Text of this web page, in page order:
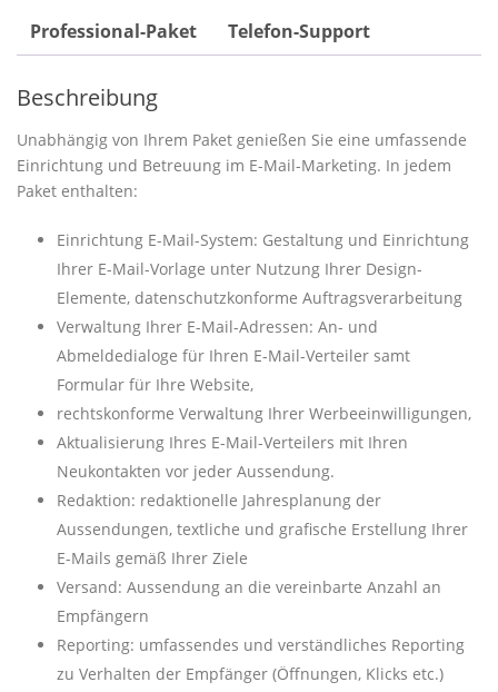
Professional-Paket
Telefon-Support
Beschreibung
Unabhängig von Ihrem Paket genießen Sie eine umfassende
Einrichtung und Betreuung im E-Mail-Marketing. In jedem
Paket enthalten:
Einrichtung E-Mail-System: Gestaltung und Einrichtung
Ihrer E-Mail-Vorlage unter Nutzung Ihrer Design-
Elemente, datenschutzkonforme Auftragsverarbeitung
Verwaltung Ihrer E-Mail-Adressen: An- und
Abmeldedialoge für Ihren E-Mail-Verteiler samt
Formular für Ihre Website,
rechtskonforme Verwaltung Ihrer Werbeeinwilligungen,
Aktualisierung Ihres E-Mail-Verteilers mit Ihren
Neukontakten vor jeder Aussendung.
Redaktion: redaktionelle Jahresplanung der
Aussendungen, textliche und grafische Erstellung Ihrer
E-Mails gemäß Ihrer Ziele
Versand: Aussendung an die vereinbarte Anzahl an
Empfängern
Reporting: umfassendes und verständliches Reporting
zu Verhalten der Empfänger (Öffnungen, Klicks etc.)